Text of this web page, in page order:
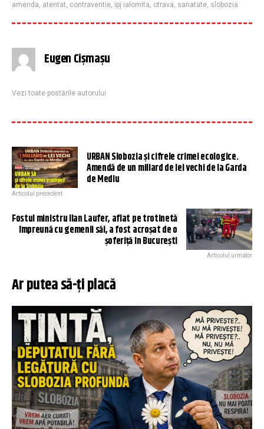
amenda, atentat, contraventie, ipj ialomita, otrava, sanatate, slobozia
Eugen Cișmașu
Vezi toate postările autorului
URBAN Slobozia și cifrele crimei ecologice.
Amendă de un miliard de lei vechi de la Garda
de Mediu
Articolul precedent
Fostul ministru Ilan Laufer, aflat pe trotinetă
împreună cu gemenii săi, a fost acroșat de o
șoferiță în București
Articolul următor
Ar putea să-ți placă